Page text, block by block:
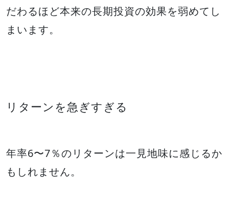
だわるほど本来の長期投資の効果を弱めてし
まいます。
リターンを急ぎすぎる
年率6〜7％のリターンは一見地味に感じるか
もしれません。